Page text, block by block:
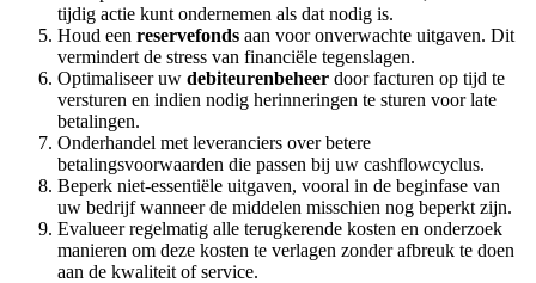
tijdig actie kunt ondernemen als dat nodig is.
Houd een reservefonds aan voor onverwachte uitgaven. Dit
vermindert de stress van financiële tegenslagen.
Optimaliseer uw debiteurenbeheer door facturen op tijd te
versturen en indien nodig herinneringen te sturen voor late
betalingen.
Onderhandel met leveranciers over betere
betalingsvoorwaarden die passen bij uw cashflowcyclus.
Beperk niet-essentiële uitgaven, vooral in de beginfase van
uw bedrijf wanneer de middelen misschien nog beperkt zijn.
Evalueer regelmatig alle terugkerende kosten en onderzoek
manieren om deze kosten te verlagen zonder afbreuk te doen
aan de kwaliteit of service.